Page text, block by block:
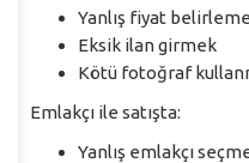
Yanlış fiyat
Eksik ilan girmek
Kötü fotoğraf
Emlakçı ile satışta:
Yanlış emlakçı